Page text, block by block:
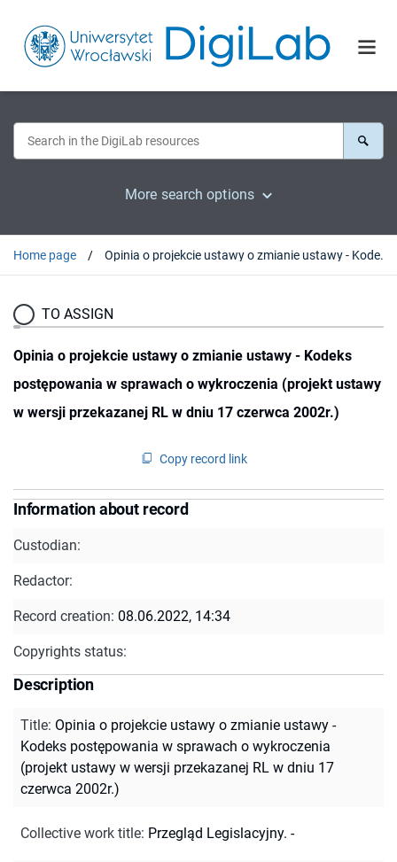
More search options
Home page Opinia o projekcie ustawy o zmianie ustawy - Kodeks postępowania w sprawach o wykroczenia (projekt ustawy w wersji przekazanej RL w dniu 17 czerwca 2002r.)
TO ASSIGN
Opinia o projekcie ustawy o zmianie ustawy - Kodeks
postępowania w sprawach o wykroczenia (projekt ustawy
w wersji przekazanej RL w dniu 17 czerwca 2002r.)
Copy record link
Information about record
Custodian:
Redactor:
Record creation: 08.06.2022, 14:34
Copyrights status:
Description
Title: Opinia o projekcie ustawy o zmianie ustawy -
Kodeks postępowania w sprawach o wykroczenia
(projekt ustawy w wersji przekazanej RL w dniu 17
czerwca 2002r.)
Collective work title: Przegląd Legislacyjny. -